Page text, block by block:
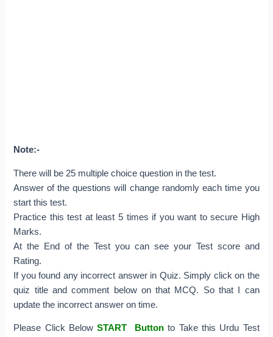
Note:-
There will be 25 multiple choice question in the test.
Answer of the questions will change randomly each time you
start this test.
Practice this test at least 5 times if you want to secure High
Marks.
At the End of the Test you can see your Test score and
Rating.
If you found any incorrect answer in Quiz. Simply click on the
quiz title and comment below on that MCQ. So that I can
update the incorrect answer on time.
Please Click BelowSTART Button to Take this Urdu Test